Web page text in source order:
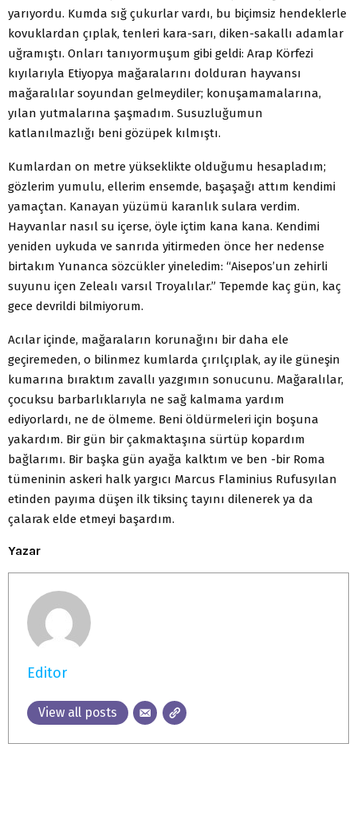
yarıyordu. Kumda sığ çukurlar vardı, bu biçimsiz hendeklerle
kovuklardan çıplak, tenleri kara-sarı, diken-sakallı adamlar
uğramıştı. Onları tanıyormuşum gibi geldi: Arap Körfezi
kıyılarıyla Etiyopya mağaralarını dolduran hayvansı
mağaralılar soyundan gelmeydiler; konuşamamalarına,
yılan yutmalarına şaşmadım. Susuzluğumun
katlanılmazlığı beni gözüpek kılmıştı.
Kumlardan on metre yükseklikte olduğumu hesapladım;
gözlerim yumulu, ellerim ensemde, başaşağı attım kendimi
yamaçtan. Kanayan yüzümü karanlık sulara verdim.
Hayvanlar nasıl su içerse, öyle içtim kana kana. Kendimi
yeniden uykuda ve sanrıda yitirmeden önce her nedense
birtakım Yunanca sözcükler yineledim: “Aisepos’un zehirli
suyunu içen Zelealı varsıl Troyalılar.” Tepemde kaç gün, kaç
gece devrildi bilmiyorum.
Acılar içinde, mağaraların korunağını bir daha ele
geçiremeden, o bilinmez kumlarda çırılçıplak, ay ile güneşin
kumarına bıraktım zavallı yazgımın sonucunu. Mağaralılar,
çocuksu barbarlıklarıyla ne sağ kalmama yardım
ediyorlardı, ne de ölmeme. Beni öldürmeleri için boşuna
yakardım. Bir gün bir çakmaktaşına sürtüp kopardım
bağlarımı. Bir başka gün ayağa kalktım ve ben -bir Roma
tümeninin askeri halk yargıcı Marcus Flaminius Rufusyılan
etinden payıma düşen ilk tiksinç tayını dilenerek ya da
çalarak elde etmeyi başardım.
Yazar
Editor
View all posts